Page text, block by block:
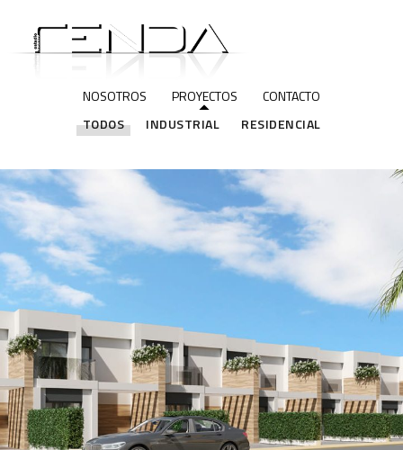
NOSOTROS PROYECTOS
CONTACTO
TODOS
INDUSTRIAL RESIDENCIAL
Residencial de Obra Nueva
RESIDENCIAL